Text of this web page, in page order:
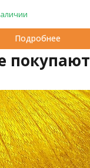
Подробнее
покупают